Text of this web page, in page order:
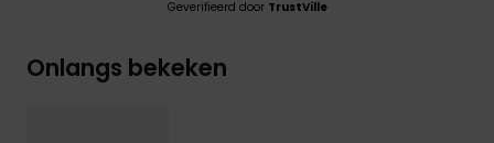
Geverifieerd door TrustVille
Onlangs bekeken